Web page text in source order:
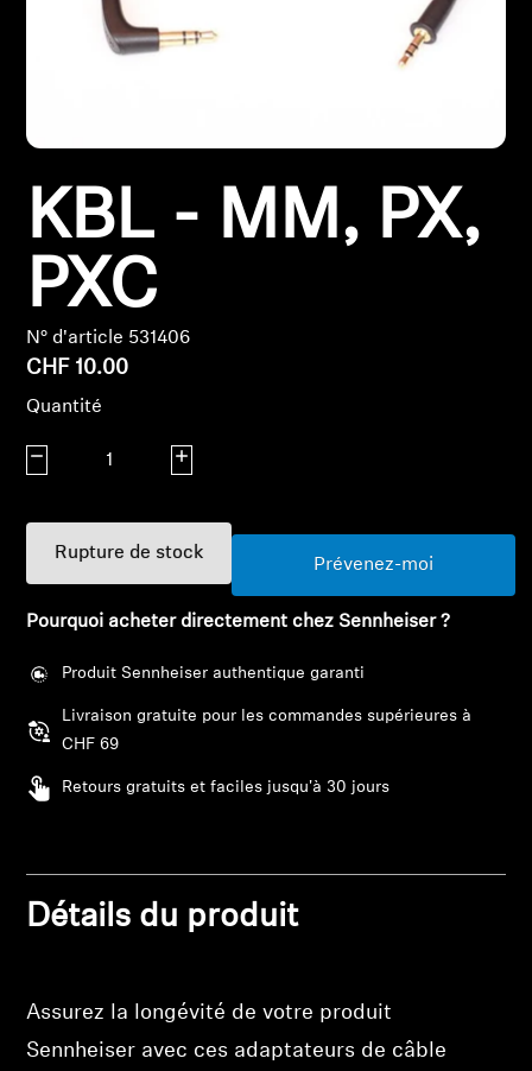
Pièces et accessoires
Audition par catégorie
Casques audio pour TV
Barres de son et Subs AMBEO
Pièces et accessoires AMBEO
Support
KBL - MM, PX,
PXC
N° d'article 531406
CHF 10.00
Quantité
Diminuer la quantitéAugmenter la quantité
Rupture de stock
Prévenez-moi
Pourquoi acheter directement chez Sennheiser ?
Produit Sennheiser authentique garanti
Livraison gratuite pour les commandes supérieures à
CHF 69
Retours gratuits et faciles jusqu'à 30 jours
Détails du produit
Assurez la longévité de votre produit
Sennheiser avec ces adaptateurs de câble
Connexion requise
Connectez-vous à votre compte pour ajouter